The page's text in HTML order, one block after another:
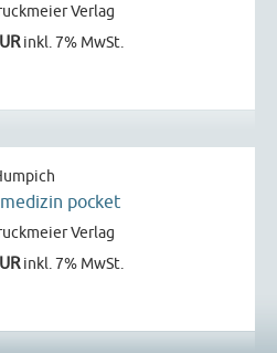
Verlag
inkl. 7% MwSt.
pocket
Verlag
inkl. 7% MwSt.